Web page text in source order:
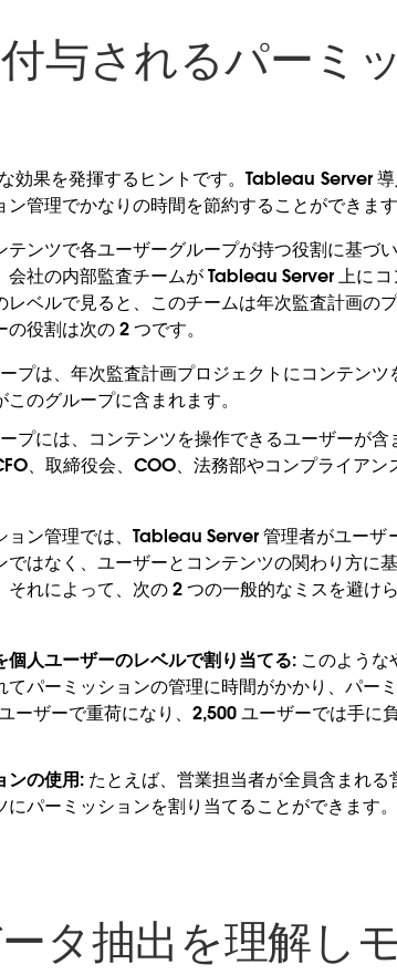
与されるパーミ
効果を発揮するヒントです。Tableau Server
管理でかなりの時間を節約することができます
ンツで各ユーザーグループが持つ役割に基づ
社の内部監査チームが Tableau Server 上に
レベルで見ると、このチームは年次監査計画の
役割は次の 2 つです。
プは、年次監査計画プロジェクトにコンテンツ
のグループに含まれます。
プには、コンテンツを操作できるユーザーが含
、取締役会、COO、法務部やコンプライアン
ン管理では、Tableau Server 管理者がユーザ
はなく、ユーザーとコンテンツの関わり方に
れによって、次の 2 つの一般的なミスを避け
個人ユーザーのレベルで割り当てる: このような
てパーミッションの管理に時間がかかり、パー
ーザーで重荷になり、2,500 ユーザーでは手に
ンの使用: たとえば、営業担当者が全員含まれる
パーミッションを割り当てることができます。
タ抽出を理解し